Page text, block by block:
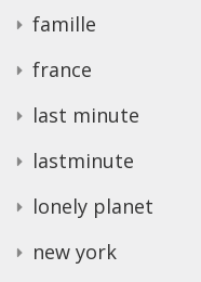
famille
france
last minute
lastminute
lonely planet
new york